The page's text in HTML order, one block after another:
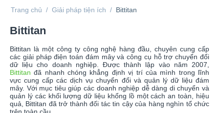
Trang chủ / Giải pháp tiện ích / Bittitan
Bittitan
Bittitan là một công ty công nghệ hàng đầu, chuyên cung cấp
các giải pháp điện toán đám mây và công cụ hỗ trợ chuyển đổi
dữ liệu cho doanh nghiệp. Được thành lập vào năm 2007,
Bittitan đã nhanh chóng khẳng định vị trí của mình trong lĩnh
vực cung cấp các dịch vụ chuyển đổi và quản lý dữ liệu đám
mây. Với mục tiêu giúp các doanh nghiệp dễ dàng di chuyển và
quản lý các khối lượng dữ liệu khổng lồ một cách an toàn, hiệu
quả, Bittitan đã trở thành đối tác tin cậy của hàng nghìn tổ chức
trên toàn cầu.